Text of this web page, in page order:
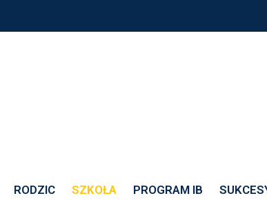
RODZIC SZKOŁA PROGRAM IB